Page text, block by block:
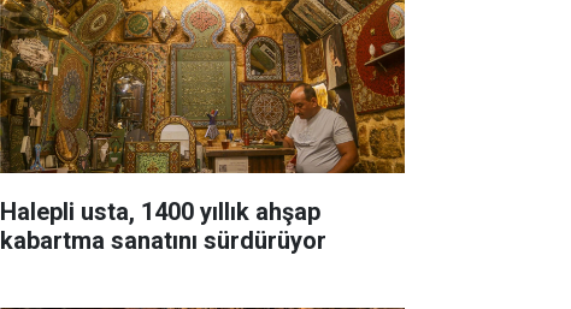
Halepli usta, 1400 yıllık ahşap
kabartma sanatını sürdürüyor